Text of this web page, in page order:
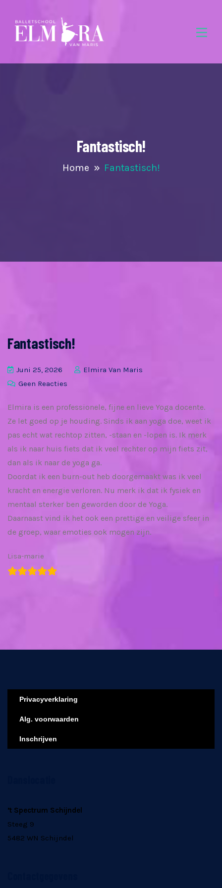
Fantastisch!
Home Fantastisch!
Fantastisch!
Juni 25, 2026
Elmira Van Maris
Geen Reacties
Elmira is een professionele, fijne en lieve Yoga docente.
Ze let goed op je houding. Sinds ik aan yoga doe, weet ik
pas echt wat rechtop zitten, -staan en -lopen is. Ik merk
als ik naar huis fiets dat ik veel rechter op mijn fiets zit,
dan als ik naar de yoga ga.
Doordat ik een burn-out heb doorgemaakt was ik veel
kracht en energie verloren. Nu merk ik dat ik fysiek en
mentaal sterker ben geworden door de Yoga.
Daarnaast vind ik het ook een prettige en veilige sfeer in
de groep, waar emoties ook mogen zijn.
Lisa-marie
Privacyverklaring
Alg. voorwaarden
Inschrijven
’t Spectrum Schijndel
Steeg 9
5482 WN Schijndel